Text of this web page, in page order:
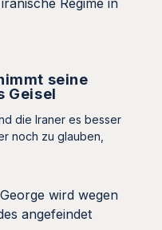
seine
Geisel
die Iraner es besser
noch zu glauben,